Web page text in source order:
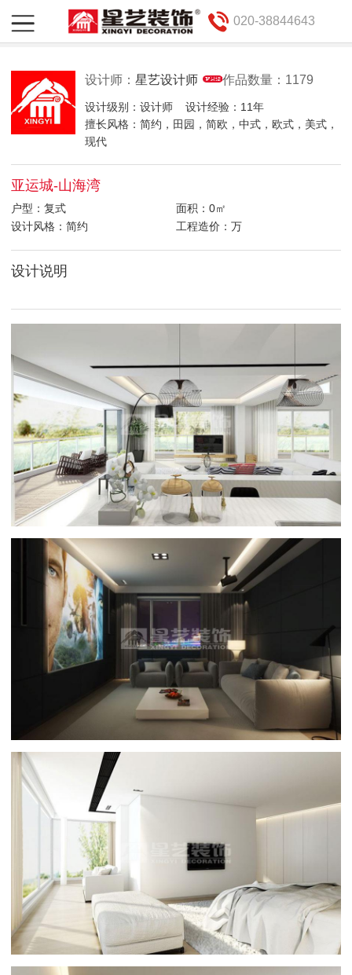
020-38844643
设计师： 星艺设计师 作品数量：1179
设计级别：设计师
设计经验：11年
擅长风格：简约，田园，简欧，中式，欧式，美式，
现代
亚运城-山海湾
户型：复式
面积：0㎡
设计风格：简约
工程造价：万
设计说明